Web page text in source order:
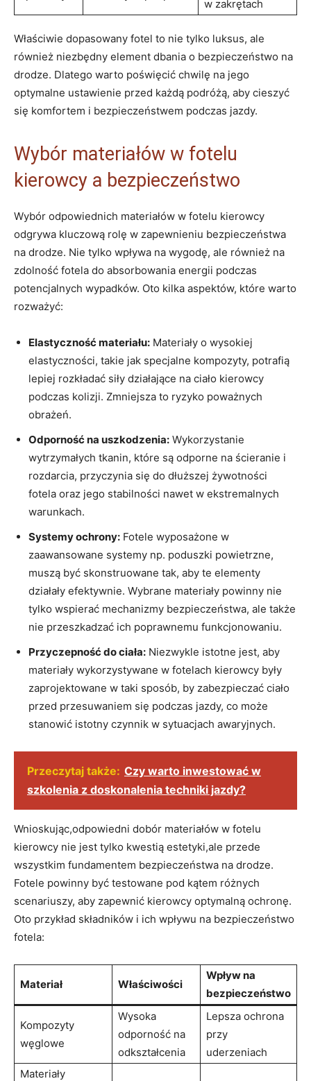
w zakrętach
Właściwie dopasowany fotel to nie tylko luksus, ale
również niezbędny element ‌dbania o bezpieczeństwo na
drodze. Dlatego‌ warto poświęcić chwilę na jego
optymalne ustawienie przed każdą⁣ podróżą, aby cieszyć
się komfortem i bezpieczeństwem ‍podczas jazdy.
Wybór materiałów w fotelu
kierowcy a bezpieczeństwo
Wybór odpowiednich materiałów w fotelu kierowcy
odgrywa kluczową rolę‍ w zapewnieniu bezpieczeństwa
na drodze. Nie tylko⁣ wpływa na wygodę, ‌ale również na
zdolność fotela do absorbowania energii podczas
potencjalnych wypadków. Oto kilka aspektów, które warto‍
rozważyć:
Elastyczność materiału: ​Materiały o wysokiej
elastyczności, takie jak specjalne ⁤kompozyty, potrafią
lepiej rozkładać siły działające na ciało kierowcy
podczas kolizji. Zmniejsza to ryzyko poważnych
obrażeń.
Odporność na uszkodzenia: Wykorzystanie
wytrzymałych tkanin, które są odporne na⁢ ścieranie i
rozdarcia, przyczynia się do dłuższej żywotności
fotela oraz jego stabilności‍ nawet w ekstremalnych
warunkach.
Systemy ochrony: Fotele wyposażone w
zaawansowane systemy ‌np. poduszki powietrzne,‌
muszą być ‍skonstruowane ⁤tak, aby te elementy
działały efektywnie. Wybrane materiały powinny nie
tylko wspierać mechanizmy ⁣bezpieczeństwa, ale także
nie przeszkadzać ich poprawnemu ⁣funkcjonowaniu.
Przyczepność do ciała: Niezwykle istotne jest, aby
materiały wykorzystywane‌ w fotelach⁢ kierowcy były
zaprojektowane w taki sposób,‍ by zabezpieczać ciało
przed przesuwaniem​ się podczas jazdy, co może
stanowić istotny czynnik w sytuacjach awaryjnych.
Przeczytaj także: Czy warto inwestować w
szkolenia z doskonalenia techniki jazdy?
Wnioskując,odpowiedni dobór materiałów w fotelu
kierowcy nie jest ⁤tylko kwestią estetyki,ale ‍przede
wszystkim fundamentem ⁢bezpieczeństwa ​na drodze.
Fotele⁤ powinny być testowane pod kątem różnych
scenariuszy, ⁣aby zapewnić kierowcy optymalną ochronę.
Oto przykład składników i ich wpływu na bezpieczeństwo
fotela:
Materiał Właściwości
Wpływ na
bezpieczeństwo
Kompozyty
węglowe
Wysoka
‍odporność na
odkształcenia
Lepsza ochrona
przy
uderzeniach
Materiały